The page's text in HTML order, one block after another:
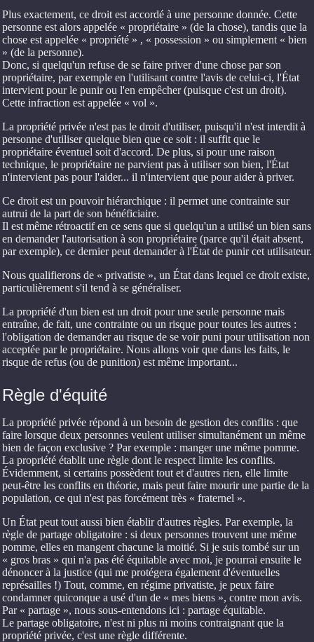
Plus exactement, ce droit est accordé à une personne donnée. Cette
personne est alors appelée « propriétaire » (de la chose), tandis que la
chose est appelée « propriété » , « possession » ou simplement « bien
» (de la personne).
Donc, si quelqu'un refuse de se faire priver d'une chose par son
propriétaire, par exemple en l'utilisant contre l'avis de celui-ci, l'État
intervient pour le punir ou l'en empêcher (puisque c'est un droit).
Cette infraction est appelée « vol ».
La propriété privée n'est pas le droit d'utiliser, puisqu'il n'est interdit à
personne d'utiliser quelque bien que ce soit : il suffit que le
propriétaire éventuel soit d'accord. De plus, si pour une raison
technique, le propriétaire ne parvient pas à utiliser son bien, l'État
n'intervient pas pour l'aider... il n'intervient que pour aider à priver.
Ce droit est un pouvoir hiérarchique : il permet une contrainte sur
autrui de la part de son bénéficiaire.
Il est même rétroactif en ce sens que si quelqu'un a utilisé un bien sans
en demander l'autorisation à son propriétaire (parce qu'il était absent,
par exemple), ce dernier peut demander à l'État de punir cet utilisateur.
Nous qualifierons de « privatiste », un État dans lequel ce droit existe,
particulièrement s'il tend à se généraliser.
La propriété d'un bien est un droit pour une seule personne mais
entraîne, de fait, une contrainte ou un risque pour toutes les autres :
l'obligation de demander au risque de se voir puni pour utilisation non
acceptée par le propriétaire. Nous allons voir que dans les faits, le
risque de refus (ou de punition) est même important...
Règle d'équité
La propriété privée répond à un besoin de gestion des conflits : que
faire lorsque deux personnes veulent utiliser simultanément un même
bien de façon exclusive ? Par exemple : manger une même pomme.
La propriété établit une règle dont le respect limite les conflits.
Évidemment, si certains possèdent tout et d'autres rien, elle limite
peut-être les conflits en théorie, mais peut faire mourir une partie de la
population, ce qui n'est pas forcément très « fraternel ».
Un État peut tout aussi bien établir d'autres règles. Par exemple, la
règle de partage obligatoire : si deux personnes trouvent une même
pomme, elles en mangent chacune la moitié. Si je suis tombé sur un
« gros bras » qui n'a pas été équitable avec moi, je pourrai ensuite le
dénoncer à la justice (qui me protégera également d'éventuelles
représailles !) Tout, comme, en régime privatiste, je peux faire
condamner quiconque a usé d'un de « mes biens », contre mon avis.
Par « partage », nous sous-entendons ici : partage équitable.
Le partage obligatoire, n'est ni plus ni moins contraignant que la
propriété privée, c'est une règle différente.